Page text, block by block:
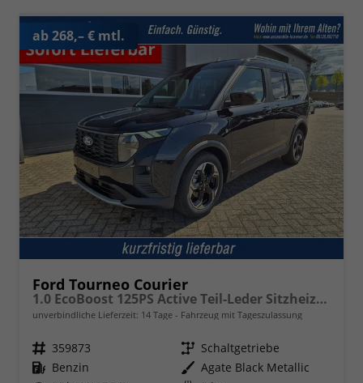
ab 268,– € mtl.
Ford Tourneo Courier
1.0 EcoBoost 125PS Active Teil-Leder Sitzheizung Lenkradheizung Klimaautomatik PDC v+h Rückf.-Kamera ACC TWA Frontscheibe beheizb. Ford-Navi SYNC4 Apple CarPlay + Android Auto
unverbindliche Lieferzeit: 14 Tage Fahrzeug mit Tageszulassung
Fahrzeugnr. 359873 Getriebe Schaltgetriebe
Kraftstoff Benzin Außenfarbe Agate Black Metallic